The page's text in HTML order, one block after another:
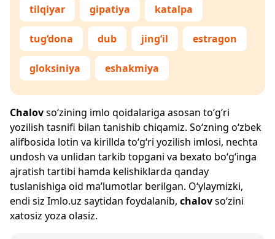
tilqiyar gipatiya katalpa
tug‘dona dub jing‘il estragon
gloksiniya eshakmiya
Chalovso‘zining imlo qoidalariga asosan to‘g‘ri
yozilish tasnifi bilan tanishib chiqamiz. So‘zning o‘zbek
alifbosida lotin va kirillda to‘g‘ri yozilish imlosi, nechta
undosh va unlidan tarkib topgani va bexato bo‘g‘inga
ajratish tartibi hamda kelishiklarda qanday
tuslanishiga oid ma’lumotlar berilgan. O‘ylaymizki,
endi siz Imlo.uz saytidan foydalanib, chalovso‘zini
xatosiz yoza olasiz.